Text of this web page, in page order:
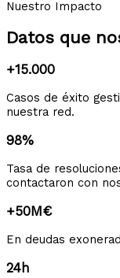
Nuestro Impacto
Datos que
+15.000
Casos de éxito
nuestra red.
98%
Tasa de
contactaron con
+50M€
En deudas
24h